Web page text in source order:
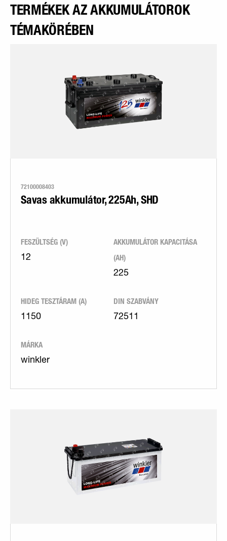
TERMÉKEK AZ AKKUMULÁTOROK
TÉMAKÖRÉBEN
72100008403
Savas akkumulátor, 225Ah, SHD
FESZÜLTSÉG (V)
12
AKKUMULÁTOR KAPACITÁSA
(AH)
225
HIDEG TESZTÁRAM (A)
1150
DIN SZABVÁNY
72511
MÁRKA
winkler